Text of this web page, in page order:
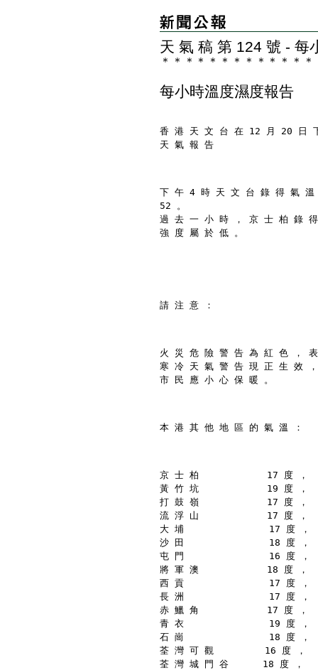
天 氣 稿 第 124 號 - 每
＊ ＊ ＊ ＊ ＊ ＊ ＊ ＊ ＊ ＊ ＊ ＊ ＊
每小時溫度濕度報告
香 港 天 文 台 在 12 月 20 日
天 氣 報 告
下 午 4 時 天 文 台 錄 得 氣
52 。
過 去 一 小 時 ， 京 士 柏 錄
強 度 屬 於 低 。
請 注 意 ：
火 災 危 險 警 告 為 紅 色 ，
寒 冷 天 氣 警 告 現 正 生 效
市 民 應 小 心 保 暖 。
本 港 其 他 地 區 的 氣 溫 ：
京 士 柏            17 度 ，
黃 竹 坑            19 度 ，
打 鼓 嶺            17 度 ，
流 浮 山            17 度 ，
大 埔               17 度 ，
沙 田               18 度 ，
屯 門               16 度 ，
將 軍 澳            18 度 ，
西 貢               17 度 ，
長 洲               17 度 ，
赤 鱲 角            17 度 ，
青 衣               19 度 ，
石 崗               18 度 ，
荃 灣 可 觀         16 度 ，
荃 灣 城 門 谷      18 度 ，